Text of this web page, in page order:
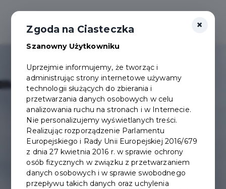
×
Zgoda na Ciasteczka
Szanowny Użytkowniku
Uprzejmie informujemy, że tworząc i
administrując strony internetowe używamy
technologii służących do zbierania i
przetwarzania danych osobowych w celu
analizowania ruchu na stronach i w Internecie.
Nie personalizujemy wyświetlanych treści.
Realizując rozporządzenie Parlamentu
Europejskiego i Rady Unii Europejskiej 2016/679
z dnia 27 kwietnia 2016 r. w sprawie ochrony
osób fizycznych w związku z przetwarzaniem
danych osobowych i w sprawie swobodnego
przepływu takich danych oraz uchylenia